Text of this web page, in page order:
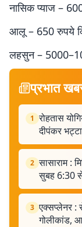
नासिक प्याज –
आलू – 650 रुपये
लहसुन –
प्रभात
1 रोहतास
दीपंकर
2 सासाराम :
सुबह 6:30
3 एक्सप्लेनर :
गोलीकांड,